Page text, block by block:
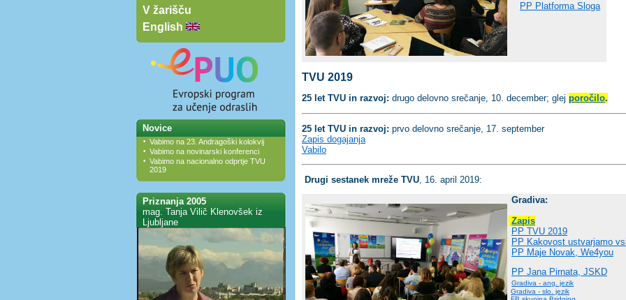
V žarišču
English
Novice
• Vabimo na 23. Andragoški kolokvij
• Vabimo na novinarski konferenci
• Vabimo na nacionalno odprtje TVU
2019
Priznanja 2005
mag. Tanja Vilič Klenovšek iz
Ljubljane
PP Platforma Sloga
TVU 2019
25 let TVU in razvoj: drugo delovno srečanje, 10. december; glej poročilo.
25 let TVU in razvoj: prvo delovno srečanje, 17. september
Zapis dogajanja
Vabilo
Drugi sestanek mreže TVU , 16. april 2019:
Gradiva:
Zapis
PP TVU 2019
PP Kakovost ustvarjamo
PP Maje Novak, We4you
PP Jana Pirnata, JSKD
Gradiva - ang. jezik
Gradiva - slo. jezik